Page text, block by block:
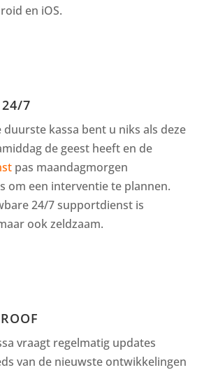
en iOS.
24/7
duurste kassa bent u niks als deze
de geest heeft en de
pas maandagmorgen
om een interventie te plannen.
24/7 supportdienst is
ook zeldzaam.
vraagt regelmatig updates
van de nieuwste ontwikkelingen